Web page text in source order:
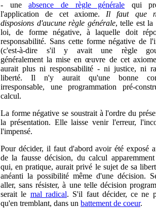
- uneabsence de règle générale qui
l'application de cet axiome. Il faut que
disposions d'aucune règle générale, telle est la
loi, de forme négative, à laquelle doit
responsabilité. Sans cette forme négative de
(c'est-à-dire s'il y avait une règle
généralement la mise en œuvre de cet
aurait plus ni responsabilité - ni justice, ni
liberté. Il n'y aurait qu'une bonne
irresponsable, une programmation pré-
calcul.
La forme négative se soustrait à l'ordre du
la présentation. Elle laisse venir l'erreur,
l'impensé.
Pour décider, il faut d'abord avoir été exposé
de la fausse décision, du calcul
qui, en pratique, aurait privé le sujet de sa
anéanti la possibilité même d'une décision.
aller, sans résister, à une telle décision
serait le mal radical. S'il faut décider, ce ne
qu'en tremblant, dans un battement de coeur.